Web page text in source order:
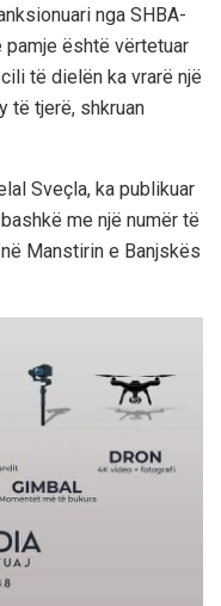
nga SHBA-
pamje është vërtetuar
të dielën ka vrarë një
të tjerë, shkruan
Sveçla, ka publikuar
me një numër të
Manstirin e Banjskës